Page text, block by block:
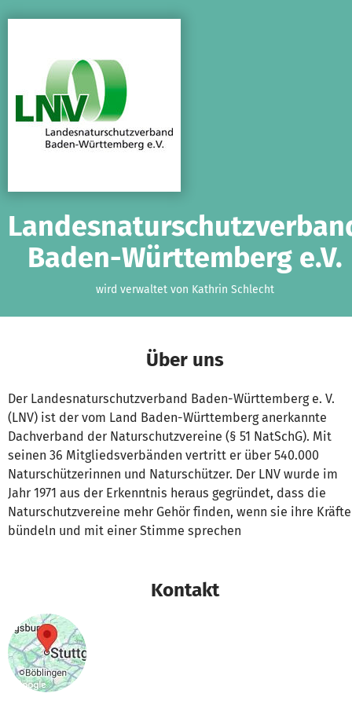
Baden-Württemberg e.V.
wird verwaltet von Kathrin Schlecht
Über uns
Der Landesnaturschutzverband Baden-Württemberg e. V.
(LNV) ist der vom Land Baden-Württemberg anerkannte
Dachverband der Naturschutzvereine (§ 51 NatSchG). Mit
seinen 36 Mitgliedsverbänden vertritt er über 540.000
Naturschützerinnen und Naturschützer. Der LNV wurde im
Jahr 1971 aus der Erkenntnis heraus gegründet, dass die
Naturschutzvereine mehr Gehör finden, wenn sie ihre Kräfte
bündeln und mit einer Stimme sprechen
Kontakt